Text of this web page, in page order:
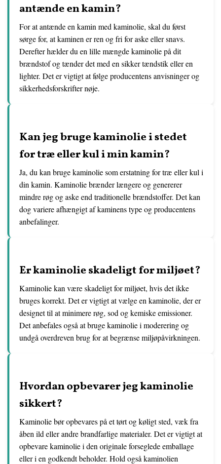
antænde en kamin?
For at antænde en kamin med kaminolie, skal du først
sørge for, at kaminen er ren og fri for aske eller snavs.
Derefter hælder du en lille mængde kaminolie på dit
brændstof og tænder det med en sikker tændstik eller en
lighter. Det er vigtigt at følge producentens anvisninger og
sikkerhedsforskrifter nøje.
Kan jeg bruge kaminolie i stedet
for træ eller kul i min kamin?
Ja, du kan bruge kaminolie som erstatning for træ eller kul i
din kamin. Kaminolie brænder længere og genererer
mindre røg og aske end traditionelle brændstoffer. Det kan
dog variere afhængigt af kaminens type og producentens
anbefalinger.
Er kaminolie skadeligt for miljøet?
Kaminolie kan være skadeligt for miljøet, hvis det ikke
bruges korrekt. Det er vigtigt at vælge en kaminolie, der er
designet til at minimere røg, sod og kemiske emissioner.
Det anbefales også at bruge kaminolie i moderering og
undgå overdreven brug for at begrænse miljøpåvirkningen.
Hvordan opbevarer jeg kaminolie
sikkert?
Kaminolie bør opbevares på et tørt og køligt sted, væk fra
åben ild eller andre brandfarlige materialer. Det er vigtigt at
opbevare kaminolie i den originale forseglede emballage
eller i en godkendt beholder. Hold også kaminolien